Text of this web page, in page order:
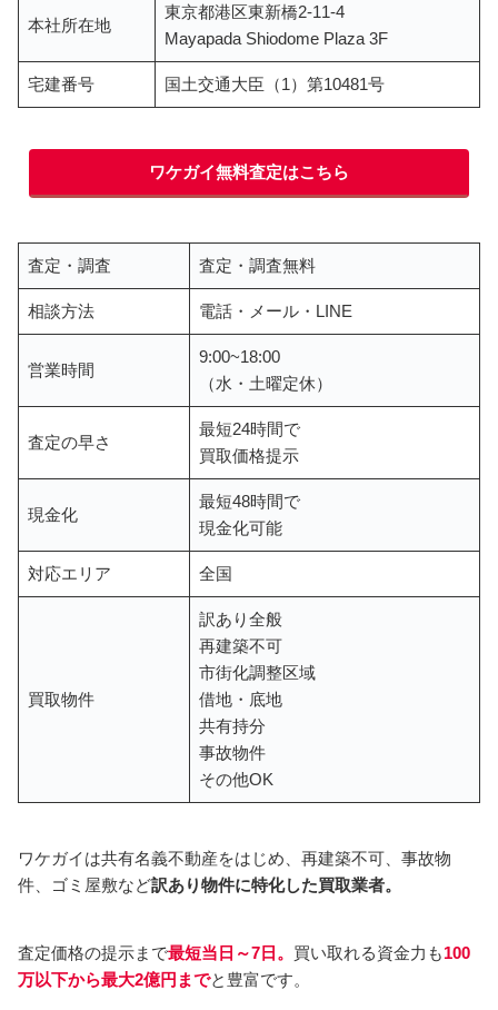
本社所在地
東京都港区東新橋2-11-4
Mayapada Shiodome Plaza 3F
宅建番号 国土交通大臣（1）第10481号
ワケガイ無料査定はこちら
査定・調査 査定・調査無料
相談方法 電話・メール・LINE
営業時間
9:00~18:00
（水・土曜定休）
査定の早さ
最短24時間で
買取価格提示
現金化
最短48時間で
現金化可能
対応エリア 全国
買取物件
訳あり全般
再建築不可
市街化調整区域
借地・底地
共有持分
事故物件
その他OK
ワケガイは共有名義不動産をはじめ、再建築不可、事故物
件、ゴミ屋敷など訳あり物件に特化した買取業者。
査定価格の提示まで最短当日～7日。 買い取れる資金力も100
万以下から最大2億円までと豊富です。